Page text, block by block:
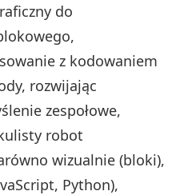
do
z kodowaniem
rozwijając
zespołowe,
robot
wizualnie (bloki),
Python),